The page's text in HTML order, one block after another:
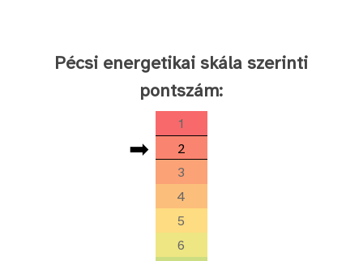
Pécsi energetikai skála szerinti
pontszám:
1
➡
2
3
4
5
6